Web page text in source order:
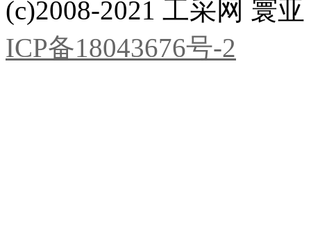
(c)2008-2021 工采网 寰
ICP备18043676号-2